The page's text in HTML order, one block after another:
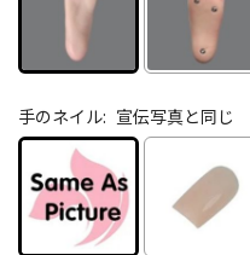
手のネイル: 宣伝写真と同じ